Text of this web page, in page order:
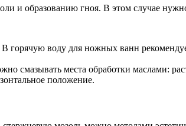
и образованию гноя. В этом случае
горячую воду для ножных ванн
места обработки маслами:
положение.